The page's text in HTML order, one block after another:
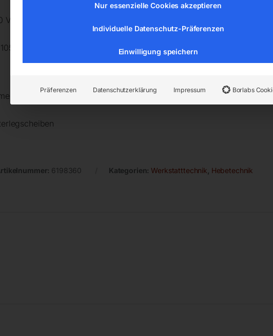
V
W
6198360 Kategorien: Werkstatttechnik Hebetechnik
Nur essenzielle Cookies akzeptieren
Individuelle Datenschutz-Präferenzen
Einwilligung speichern
Präferenzen Datenschutzerklärung Impressum Borlabs